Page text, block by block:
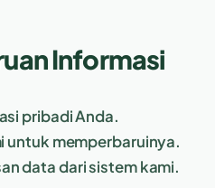
Informasi
pribadi Anda.
untuk memperbaruinya.
data dari sistem kami.